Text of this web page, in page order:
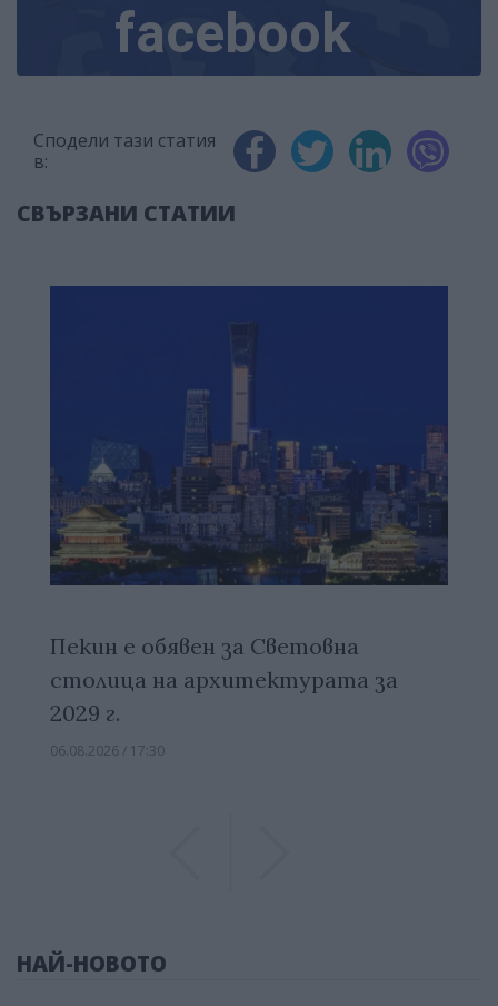
facebook
Сподели тази статия
в:
СВЪРЗАНИ СТАТИИ
Пекин е обявен за Световна
столица на архитектурата за
2029 г.
06.08.2026 / 17:30
НАЙ-НОВОТО